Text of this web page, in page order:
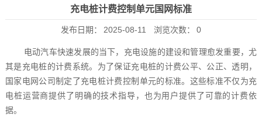
充电桩计费控制单元国网标准
发布日期： 2025-08-11 浏览次数： 0
电动汽车快速发展的当下，充电设施的建设和管理愈发重要，尤
其是充电桩的计费系统。为了保证充电桩的计费公平、公正、透明，
国家电网公司制定了充电桩计费控制单元的标准。这些标准不仅为充
电桩运营商提供了明确的技术指导，也为用户提供了可靠的计费依
据。